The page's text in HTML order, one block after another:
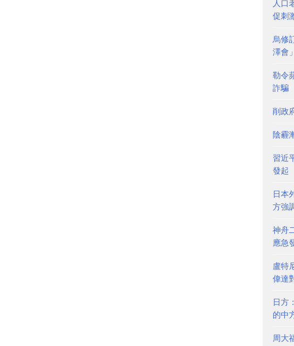
人口
促刺
烏修
澤會」
勒令
詐騙
削政
陰霾
習近
發起
日本
方強
神舟
應急
盧特
偉達
日方
的中
周大